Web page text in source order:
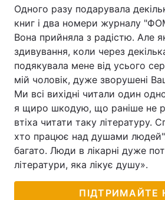
Одного разу подарувала
книг і два номери журналу
Вона прийняла з радістю. Але
здивування, коли через
подякувала мене від усього
мій чоловік, дуже зворушені
Ми всі вихідні читали один
я щиро шкодую, що раніше не
втіха читати таку літературу.
хто працює над душами людей".
багато. Люди в лікарні дуже
літератури, яка лікує душу».
ПІДТРИМАЙТЕ